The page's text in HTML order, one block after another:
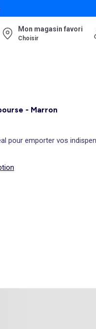
Mon magasin favori
Choisir
- Marron
pour emporter vos